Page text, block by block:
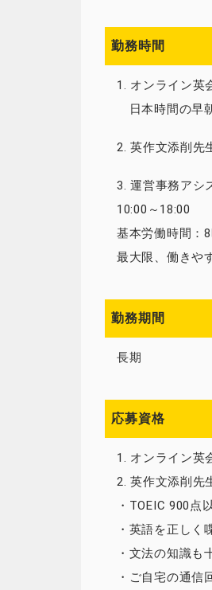
勤務時間
1. オンライン英
日本時間の早
2. 英作文添削先
3. 運営事務アシ
10:00～18:00
基本労働時間：
最大限、働きや
勤務期間
長期
応募資格
1. オンライン英
2. 英作文添削先
・TOEIC 900点
・英語を正しく
・文法の知識も
・ご自宅の通信